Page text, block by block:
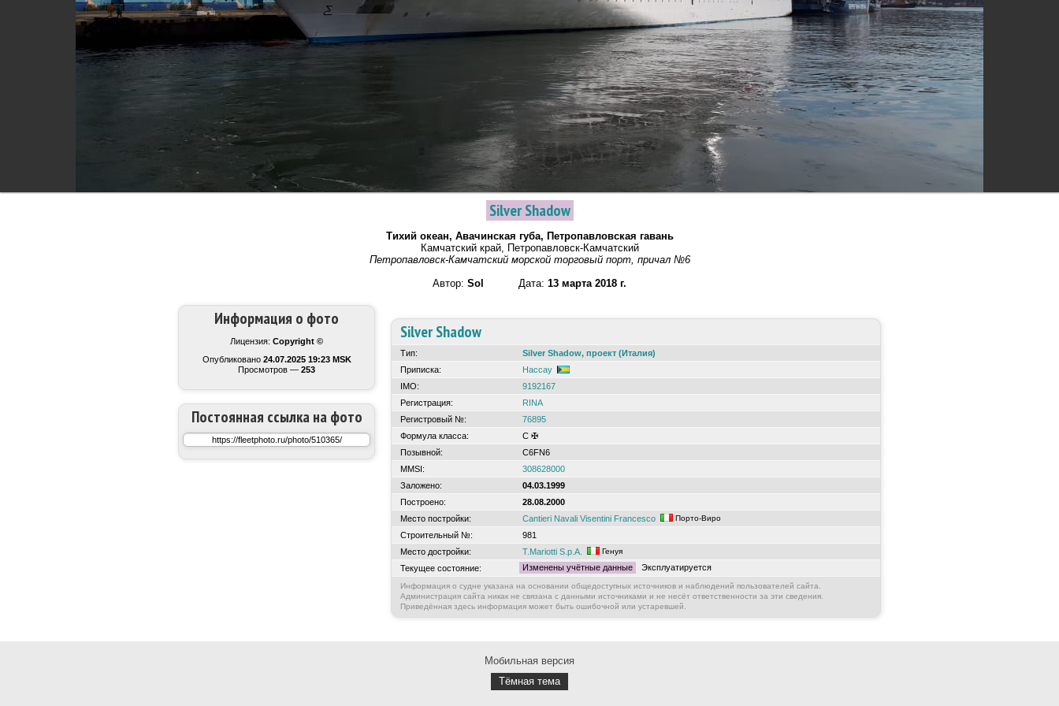
Silver Shadow
Тихий океан, Авачинская губа, Петропавловская гавань
Камчатский край, Петропавловск-Камчатский
Петропавловск-Камчатский морской торговый порт, причал №6
Автор: Sol Дата: 13 марта 2018 г.
Информация о фото
Лицензия: Copyright ©
Опубликовано 24.07.2025 19:23 MSK
Просмотров — 253
Постоянная ссылка на фото
Silver Shadow
Тип:
Silver Shadow, проект (Италия)
Приписка:
Нассау
IMO:
9192167
Регистрация:
RINA
Регистровый №:
76895
Формула класса:
C ✠
Позывной:
C6FN6
MMSI:
308628000
Заложено:
04.03.1999
Построено:
28.08.2000
Место постройки:
Cantieri Navali Visentini Francesco Порто-Виро
Строительный №:
981
Место достройки:
T.Mariotti S.p.A. Генуя
Текущее состояние: Изменены учётные данные Эксплуатируется
Информация о судне указана на основании общедоступных источников и наблюдений пользователей сайта.
Администрация сайта никак не связана с данными источниками и не несёт ответственности за эти сведения.
Приведённая здесь информация может быть ошибочной или устаревшей.
Мобильная версия
Тёмная тема